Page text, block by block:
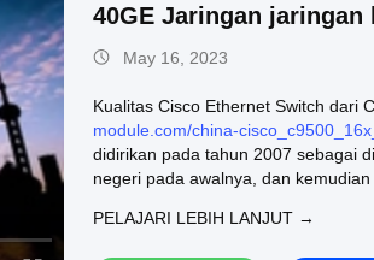
40GE Jaringan jaringan
May 16, 2023
Kualitas Cisco Ethernet Switch dari
module.com/china-
didirikan pada tahun 2007 sebagai
negeri pada awalnya, dan
pengembangan yang mantap
PELAJARI LEBIH LANJUT →